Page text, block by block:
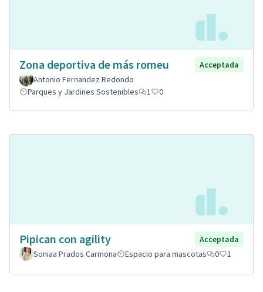
Zona deportiva de más romeu
Acceptada
Antonio Fernandez Redondo
Parques y Jardines Sostenibles
1 0
Pipican con agility
Acceptada
Soniaa Prados Carmona
Espacio para mascotas 0 1